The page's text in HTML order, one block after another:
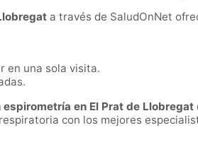
a través de SaludOnNet
en una sola visita.
en El Prat de Llobregat
con los mejores